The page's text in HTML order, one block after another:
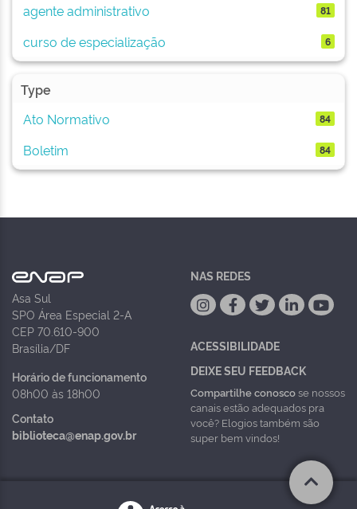
agente administrativo 81
curso de especialização 6
Type
Ato Normativo
84
Boletim 84
Asa Sul
SPO Área Especial 2-A
CEP 70.610-900
Brasília/DF
Horário de funcionamento
08h00 às 18h00
Contato
biblioteca@enap.gov.br
NAS REDES
ACESSIBILIDADE
DEIXE SEU FEEDBACK
Compartilhe conoscose nossos
canais estão adequados pra
você? Elogios também são
super bem vindos!